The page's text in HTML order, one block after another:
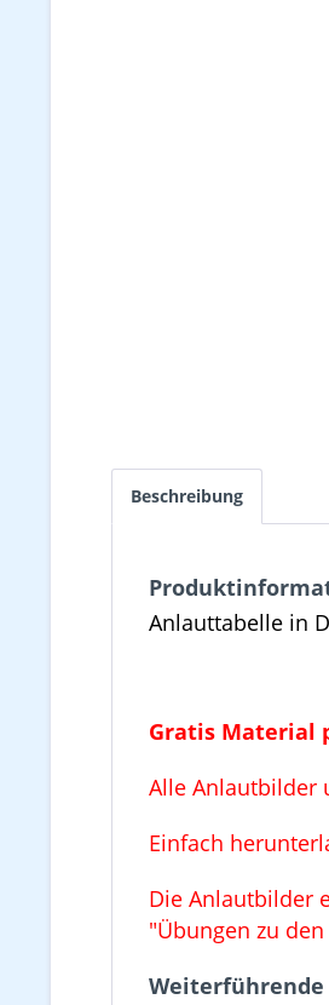
Beschreibung
Anlauttabelle in
Gratis Material
Alle Anlautbilder
Einfach
Die Anlautbilder
"Übungen zu
Weiterführende